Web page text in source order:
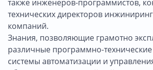
также инженеров-программистов,
технических директоров
компаний.
Знания, позволяющие грамотно
различные программно-технические
системы автоматизации и